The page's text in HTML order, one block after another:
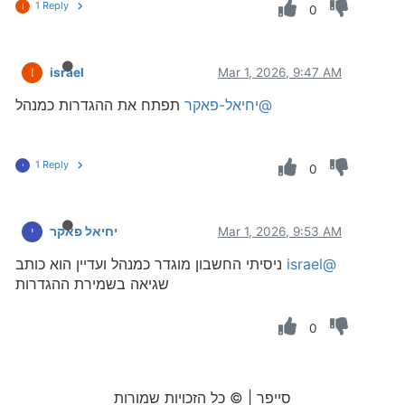
I 1 Reply 0
I israel Mar 1, 2026, 9:47 AM
@יחיאל-פאקר תפתח את ההגדרות כמנהל
י 1 Reply 0
י יחיאל פאקר Mar 1, 2026, 9:53 AM
@israel
ניסיתי החשבון מוגדר כמנהל ועדיין הוא כותב
שגיאה בשמירת ההגדרות
0
סייפר | © כל הזכויות שמורות